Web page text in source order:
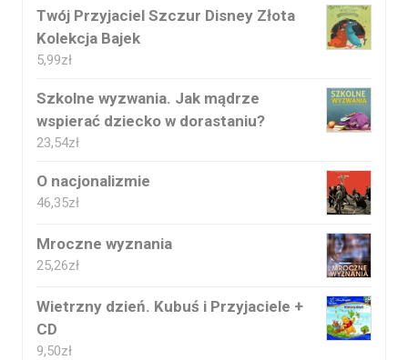
Twój Przyjaciel Szczur Disney Złota
Kolekcja Bajek
5,99zł
Szkolne wyzwania. Jak mądrze
wspierać dziecko w dorastaniu?
23,54zł
O nacjonalizmie
46,35zł
Mroczne wyznania
25,26zł
Wietrzny dzień. Kubuś i Przyjaciele +
CD
9,50zł